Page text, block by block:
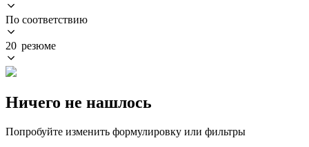
По соответствию
20 резюме
Ничего не нашлось
Попробуйте изменить формулировку или фильтры